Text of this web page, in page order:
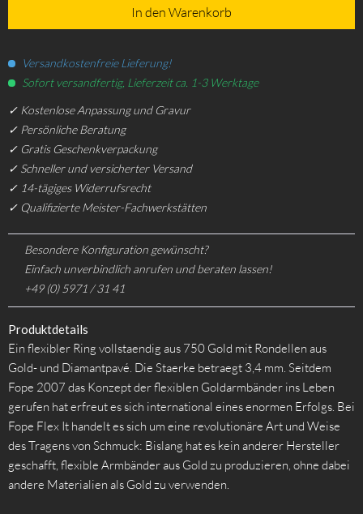
In den Warenkorb
Versandkostenfreie Lieferung!
Sofort versandfertig, Lieferzeit ca. 1-3 Werktage
✓ Kostenlose Anpassung und Gravur
✓ Persönliche Beratung
✓ Gratis Geschenkverpackung
✓ Schneller und versicherter Versand
✓ 14-tägiges Widerrufsrecht
✓ Qualifizierte Meister-Fachwerkstätten
Besondere Konfiguration gewünscht?
Einfach unverbindlich anrufen und beraten lassen!
+49 (0) 5971 / 31 41
Produktdetails
Ein flexibler Ring vollstaendig aus 750 Gold mit Rondellen aus
Gold- und Diamantpavé. Die Staerke betraegt 3,4 mm. Seitdem
Fope 2007 das Konzept der flexiblen Goldarmbänder ins Leben
gerufen hat erfreut es sich international eines enormen Erfolgs. Bei
Fope Flex It handelt es sich um eine revolutionäre Art und Weise
des Tragens von Schmuck: Bislang hat es kein anderer Hersteller
geschafft, flexible Armbänder aus Gold zu produzieren, ohne dabei
andere Materialien als Gold zu verwenden.